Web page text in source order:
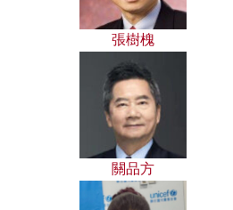
張樹槐
關品方